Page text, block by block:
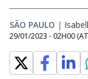
SÃO PAULO |
29/01/2023 - 02H00